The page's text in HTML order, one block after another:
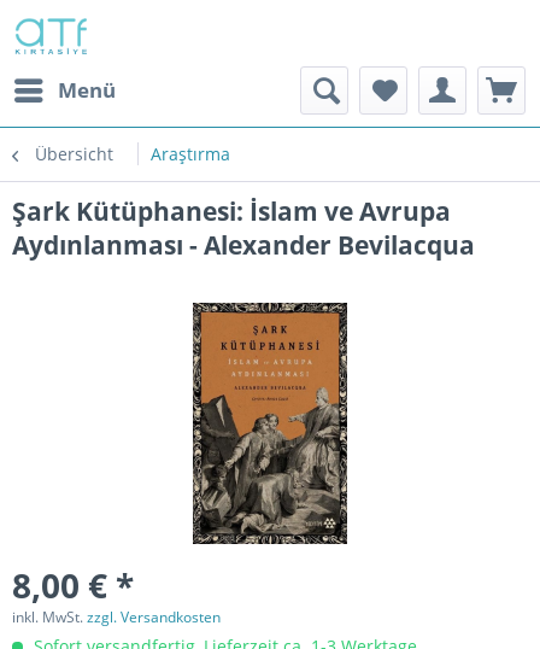
Menü
Übersicht Araştırma
Şark Kütüphanesi: İslam ve Avrupa
Aydınlanması - Alexander Bevilacqua
8,00 € *
inkl. MwSt.zzgl. Versandkosten